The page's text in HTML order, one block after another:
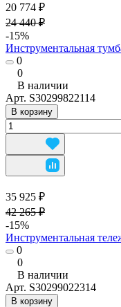
20 774 ₽
24 440 ₽
-15%
Инструментальная
0
0
В наличии
Арт. S30299822114
В корзину
35 925 ₽
42 265 ₽
-15%
Инструментальная
0
0
В наличии
Арт. S30299022314
В корзину